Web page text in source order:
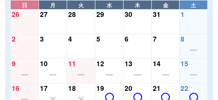
日 月 火 水 木 金 土
26 27 28 29 30 31 1
2 3 4 5 6 7 8
9 10 11 12 13 14 15
16 17 18 19 20 21 22